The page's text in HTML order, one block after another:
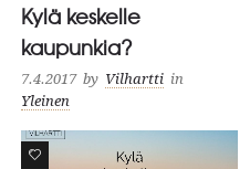
Kylä keskelle
kaupunkia?
7.4.2017 by Vilhartti in
Yleinen
6